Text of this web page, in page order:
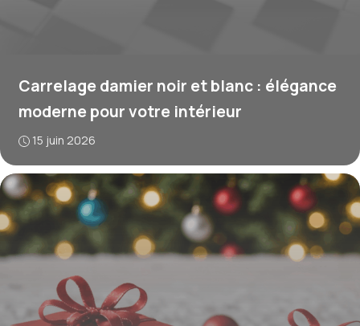
Carrelage damier noir et blanc : élégance
moderne pour votre intérieur
15 juin 2026